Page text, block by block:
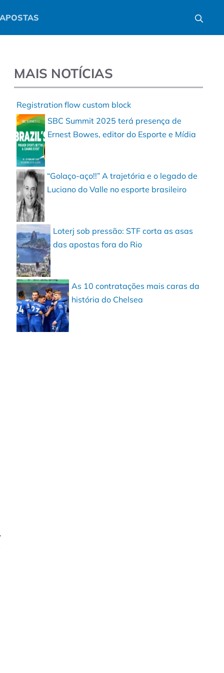
MAIS NOTÍCIAS
Registration flow custom block
SBC Summit 2025 terá presença de
Ernest Bowes, editor do Esporte e Mídia
“Golaço-aço!!” A trajetória e o legado de
Luciano do Valle no esporte brasileiro
Loterj sob pressão: STF corta as asas
das apostas fora do Rio
As 10 contratações mais caras da
história do Chelsea